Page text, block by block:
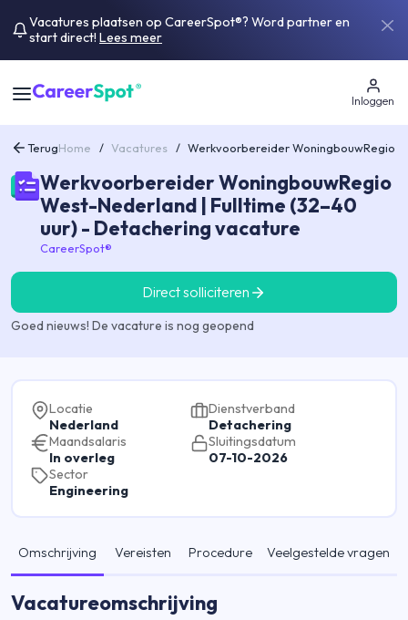
Vacatures plaatsen op CareerSpot®? Word partner en
start direct! Lees meer
Inloggen
TerugHome / Vacatures / Werkvoorbereider WoningbouwRegio
Werkvoorbereider WoningbouwRegio
West-Nederland | Fulltime (32–40
uur) - Detachering vacature
CareerSpot®
Direct solliciteren
Goed nieuws! De vacature is nog geopend
Omschrijving Vereisten Procedure Veelgestelde vragen
Vacatureomschrijving
Locatie
Nederland
Dienstverband
Detachering
Maandsalaris
In overleg
Sluitingsdatum
07-10-2026
Sector
Engineering